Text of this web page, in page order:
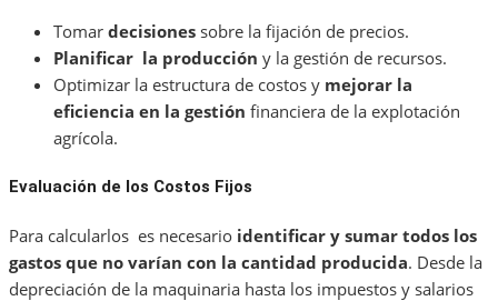
Tomar decisiones sobre la fijación de precios.
Planificar la producción y la gestión de recursos.
Optimizar la estructura de costos y mejorar la
eficiencia en la gestión financiera de la explotación
agrícola.
Evaluación de los Costos Fijos
Para calcularlos es necesario identificar y sumar todos los
gastos que no varían con la cantidad producida. Desde la
depreciación de la maquinaria hasta los impuestos y salarios